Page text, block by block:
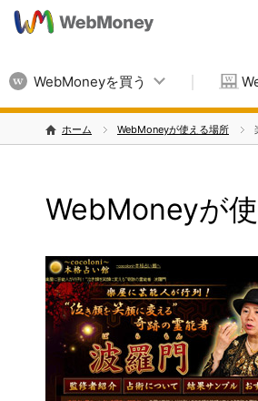
WebMoneyを買う
ホーム WebMoneyが使える場所
WebMoneyが